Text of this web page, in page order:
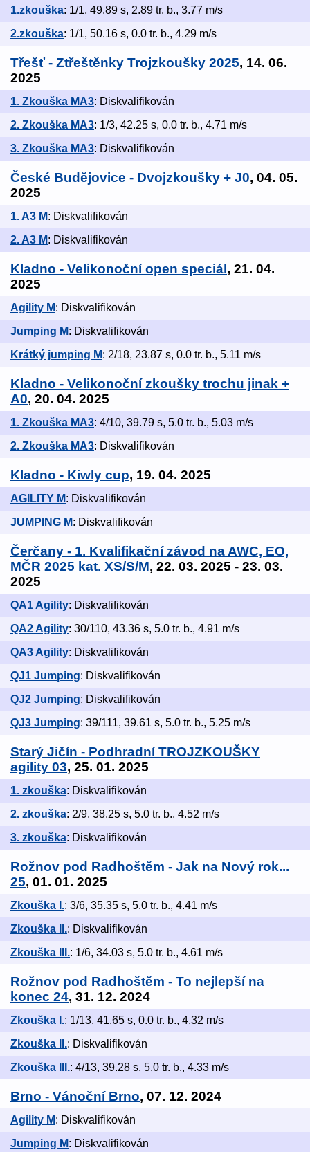
1.zkouška: 1/1, 49.89 s, 2.89 tr. b., 3.77 m/s
2.zkouška: 1/1, 50.16 s, 0.0 tr. b., 4.29 m/s
Třešť - Ztřeštěnky Trojzkoušky 2025, 14. 06.
2025
1. Zkouška MA3: Diskvalifikován
2. Zkouška MA3: 1/3, 42.25 s, 0.0 tr. b., 4.71 m/s
3. Zkouška MA3: Diskvalifikován
České Budějovice - Dvojzkoušky + J0, 04. 05.
2025
1. A3 M: Diskvalifikován
2. A3 M: Diskvalifikován
Kladno - Velikonoční open speciál, 21. 04.
2025
Agility M: Diskvalifikován
Jumping M: Diskvalifikován
Krátký jumping M: 2/18, 23.87 s, 0.0 tr. b., 5.11 m/s
Kladno - Velikonoční zkoušky trochu jinak +
A0, 20. 04. 2025
1. Zkouška MA3: 4/10, 39.79 s, 5.0 tr. b., 5.03 m/s
2. Zkouška MA3: Diskvalifikován
Kladno - Kiwly cup, 19. 04. 2025
AGILITY M: Diskvalifikován
JUMPING M: Diskvalifikován
Čerčany - 1. Kvalifikační závod na AWC, EO,
MČR 2025 kat. XS/S/M, 22. 03. 2025 - 23. 03.
2025
QA1 Agility: Diskvalifikován
QA2 Agility: 30/110, 43.36 s, 5.0 tr. b., 4.91 m/s
QA3 Agility: Diskvalifikován
QJ1 Jumping: Diskvalifikován
QJ2 Jumping: Diskvalifikován
QJ3 Jumping: 39/111, 39.61 s, 5.0 tr. b., 5.25 m/s
Starý Jičín - Podhradní TROJZKOUŠKY
agility 03, 25. 01. 2025
1. zkouška: Diskvalifikován
2. zkouška: 2/9, 38.25 s, 5.0 tr. b., 4.52 m/s
3. zkouška: Diskvalifikován
Rožnov pod Radhoštěm - Jak na Nový rok...
25, 01. 01. 2025
Zkouška I.: 3/6, 35.35 s, 5.0 tr. b., 4.41 m/s
Zkouška II.: Diskvalifikován
Zkouška III.: 1/6, 34.03 s, 5.0 tr. b., 4.61 m/s
Rožnov pod Radhoštěm - To nejlepší na
konec 24, 31. 12. 2024
Zkouška I.: 1/13, 41.65 s, 0.0 tr. b., 4.32 m/s
Zkouška II.: Diskvalifikován
Zkouška III.: 4/13, 39.28 s, 5.0 tr. b., 4.33 m/s
Brno - Vánoční Brno, 07. 12. 2024
Agility M: Diskvalifikován
Jumping M: Diskvalifikován